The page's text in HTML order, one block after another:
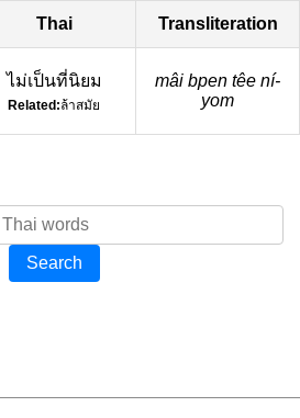
Thai Transliteration
ไม่เป็นที่นิยม
Related:ล้าสมัย
mâi bpen têe ní-
yom
Search